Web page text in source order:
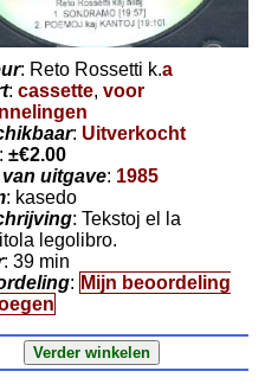
: Reto Rossetti k.a
: cassette, voor
: Uitverkocht
±€2.00
uitgave: 1985
: kasedo
: Tekstoj el la
legolibro.
: 39 min
: Mijn beoordeling